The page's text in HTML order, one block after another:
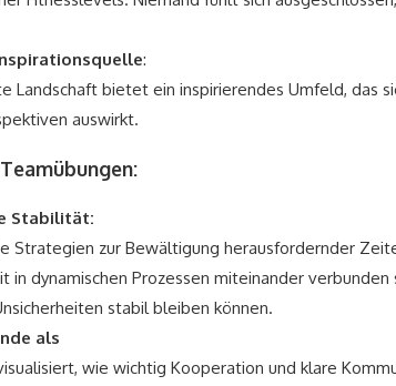
:
Landschaft bietet ein inspirierendes Umfeld, das
auswirkt.
Stabilität:
Strategien zur Bewältigung herausfordernder
in dynamischen Prozessen miteinander
stabil bleiben können.
als
wie wichtig Kooperation und klare